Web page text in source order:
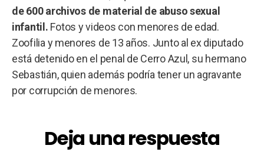
de 600 archivos de material de abuso sexual
infantil. Fotos y videos con menores de edad.
Zoofilia y menores de 13 años. Junto al ex diputado
está detenido en el penal de Cerro Azul, su hermano
Sebastián, quien además podría tener un agravante
por corrupción de menores.
Deja una respuesta